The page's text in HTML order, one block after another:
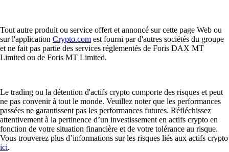
Tout autre produit ou service offert et annoncé sur cette page Web ou
sur l'application Crypto.com est fourni par d'autres sociétés du groupe
et ne fait pas partie des services réglementés de Foris DAX MT
Limited ou de Foris MT Limited.
Le trading ou la détention d'actifs crypto comporte des risques et peut
ne pas convenir à tout le monde. Veuillez noter que les performances
passées ne garantissent pas les performances futures. Réfléchissez
attentivement à la pertinence d’un investissement en actifs crypto en
fonction de votre situation financière et de votre tolérance au risque.
Vous trouverez plus d’informations sur les risques liés aux actifs crypto
ici.